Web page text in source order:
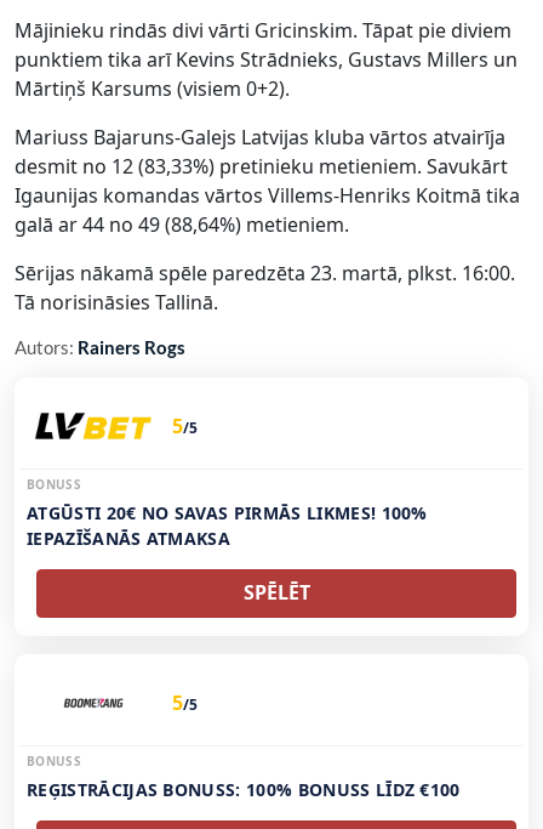
Mājinieku rindās divi vārti Gricinskim. Tāpat pie diviem
punktiem tika arī Kevins Strādnieks, Gustavs Millers un
Mārtiņš Karsums (visiem 0+2).
Mariuss Bajaruns-Galejs Latvijas kluba vārtos atvairīja
desmit no 12 (83,33%) pretinieku metieniem. Savukārt
Igaunijas komandas vārtos Villems-Henriks Koitmā tika
galā ar 44 no 49 (88,64%) metieniem.
Sērijas nākamā spēle paredzēta 23. martā, plkst. 16:00.
Tā norisināsies Tallinā.
Autors: Rainers Rogs
5/5
BONUSS
ATGŪSTI 20€ NO SAVAS PIRMĀS LIKMES! 100%
IEPAZĪŠANĀS ATMAKSA
SPĒLĒT
5/5
BONUSS
REĢISTRĀCIJAS BONUSS: 100% BONUSS LĪDZ €100